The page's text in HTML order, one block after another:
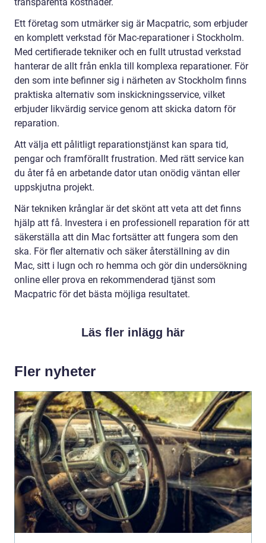
transparenta kostnader.
Ett företag som utmärker sig är Macpatric, som erbjuder
en komplett verkstad för Mac-reparationer i Stockholm.
Med certifierade tekniker och en fullt utrustad verkstad
hanterar de allt från enkla till komplexa reparationer. För
den som inte befinner sig i närheten av Stockholm finns
praktiska alternativ som inskickningsservice, vilket
erbjuder likvärdig service genom att skicka datorn för
reparation.
Att välja ett pålitligt reparationstjänst kan spara tid,
pengar och framförallt frustration. Med rätt service kan
du åter få en arbetande dator utan onödig väntan eller
uppskjutna projekt.
När tekniken krånglar är det skönt att veta att det finns
hjälp att få. Investera i en professionell reparation för att
säkerställa att din Mac fortsätter att fungera som den
ska. För fler alternativ och säker återställning av din
Mac, sitt i lugn och ro hemma och gör din undersökning
online eller prova en rekommenderad tjänst som
Macpatric för det bästa möjliga resultatet.
Läs fler inlägg här
Fler nyheter